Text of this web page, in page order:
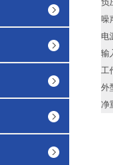
负
噪
电
输
工
外
净